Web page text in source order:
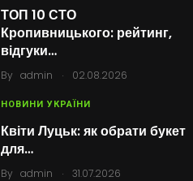
ТОП 10 СТО
Кропивницького: рейтинг,
відгуки…
By admin . 02.08.2026
НОВИНИ УКРАЇНИ
Квіти Луцьк: як обрати букет
для…
By admin . 31.07.2026